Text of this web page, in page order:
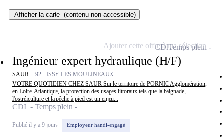
Afficher la carte (contenu non-accessible)
Ingénieur expert hydraulique (H/F)
SAUR - 92 - ISSY LES MOULINEAUX
VOTRE QUOTIDIEN CHEZ SAUR Sur le territoire de PORNIC Agglomération,
en Loire-Atlantique, la protection des usages littoraux tels que la baignade,
l'ostréiculture et la pêche à pied est un enjeu...
CDI - Temps plein
Publié il y a 9 jours Employeur handi-engagé
CDITemps plein
Ajouter cette offre à ma sélection